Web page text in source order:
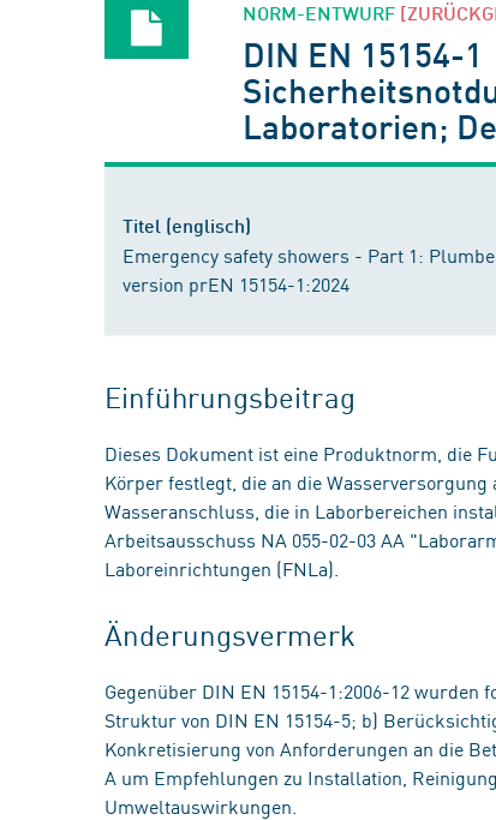
NORM-ENTWURF
DIN EN 15154-1
Laboratorien;
Titel (englisch)
Emergency safety showers - Part 1:
version prEN 15154-1:2024
Einführungsbeitrag
Dieses Dokument ist eine Produktnorm, die
Körper festlegt, die an die
Wasseranschluss, die in Laborbereichen
Arbeitsausschuss NA 055-02-03 AA
Laboreinrichtungen (FNLa).
Änderungsvermerk
Gegenüber DIN EN 15154-1:2006-12 wurden
Struktur von DIN EN 15154-5; b)
Konkretisierung von Anforderungen an die
A um Empfehlungen zu Installation,
Umweltauswirkungen.